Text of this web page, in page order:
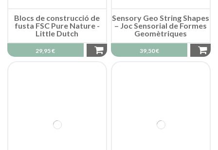
Blocs de construcció de
fusta FSC Pure Nature -
Little Dutch
29,95 €
Sensory Geo String Shapes
– Joc Sensorial de Formes
Geomètriques
39,50 €